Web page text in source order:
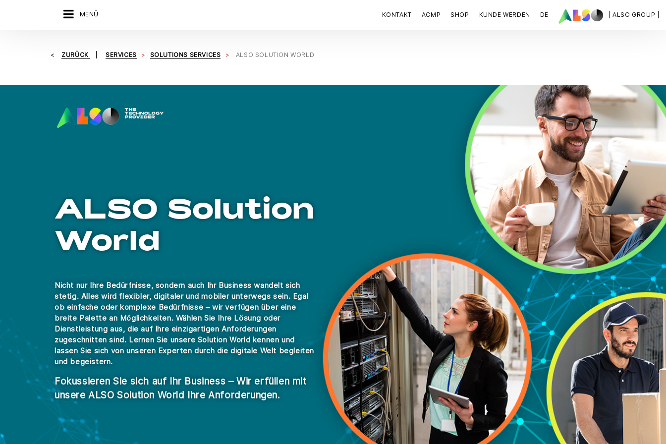
MENÜ | ALSO GROUP |
KONTAKT ACMP SHOP KUNDE WERDEN DE
ZURÜCK SERVICES SOLUTIONS SERVICES ALSO SOLUTION WORLD
ALSO Solution
World
Nicht nur Ihre Bedürfnisse, sondern auch Ihr Business wandelt sich
stetig. Alles wird flexibler, digitaler und mobiler unterwegs sein. Egal
ob einfache oder komplexe Bedürfnisse – wir verfügen über eine
breite Palette an Möglichkeiten. Wählen Sie Ihre Lösung oder
Dienstleistung aus, die auf Ihre einzigartigen Anforderungen
zugeschnitten sind. Lernen Sie unsere Solution World kennen und
lassen Sie sich von unseren Experten durch die digitale Welt begleiten
und begeistern.
Fokussieren Sie sich auf Ihr Business – Wir erfüllen mit
unsere ALSO Solution World Ihre Anforderungen.